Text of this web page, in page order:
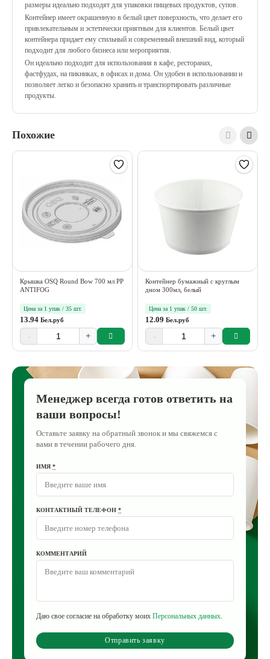
размеры идеально подходят для упаковки пищевых продуктов, супов.
Контейнер имеет окрашенную в белый цвет поверхность, что делает его
привлекательным и эстетически приятным для клиентов. Белый цвет
контейнера придает ему стильный и современный внешний вид, который
подходит для любого бизнеса или мероприятия.
Он идеально подходит для использования в кафе, ресторанах,
фастфудах, на пикниках, в офисах и дома. Он удобен в использовании и
позволяет легко и безопасно хранить и транспортировать различные
продукты.
Похожие
Крышка OSQ Round Bow 700 мл PP
ANTIFOG
Цена за 1 упак / 35 шт.
13.94 Бел.руб
- +
Контейнер бумажный с круглым
дном 300мл, белый
Цена за 1 упак / 50 шт.
12.09 Бел.руб
- +
Менеджер всегда готов ответить на
ваши вопросы!
Оставьте заявку на обратный звонок и мы свяжемся с
вами в течении рабочего дня.
ИМЯ *
КОНТАКТНЫЙ ТЕЛЕФОН *
КОММЕНТАРИЙ
Даю свое согласие на обработку моих Персональных данных.
Отправить заявку